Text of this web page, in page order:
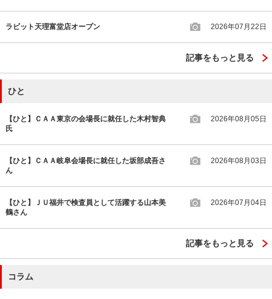
ラビット天理富堂店オープン 2026年07月22日
記事をもっと見る
ひと
【ひと】ＣＡＡ東京の会場長に就任した木村智典
氏
2026年08月05日
【ひと】ＣＡＡ岐阜会場長に就任した坂部成吾さ
ん
2026年08月03日
【ひと】ＪＵ福井で検査員として活躍する山本美
鶴さん
2026年07月04日
記事をもっと見る
コラム